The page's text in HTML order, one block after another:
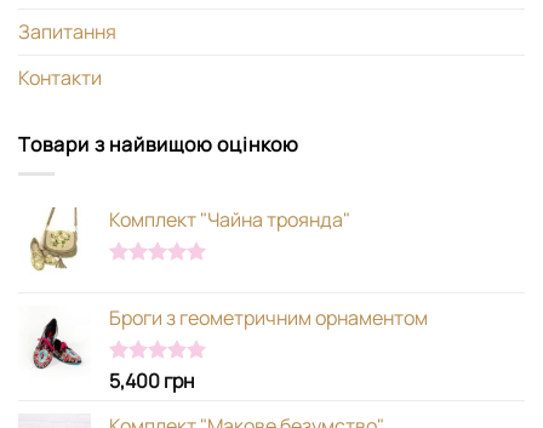
Запитання
Контакти
Товари з найвищою оцінкою
Комплект "Чайна троянда"
Броги з геометричним орнаментом
Оцінено в
з 5
5,400грн